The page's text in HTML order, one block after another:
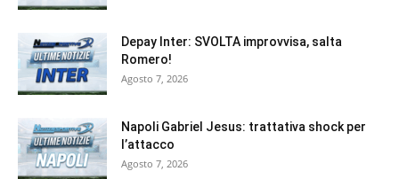
Depay Inter: SVOLTA improvvisa, salta
Romero!
Agosto 7, 2026
Napoli Gabriel Jesus: trattativa shock per
l’attacco
Agosto 7, 2026